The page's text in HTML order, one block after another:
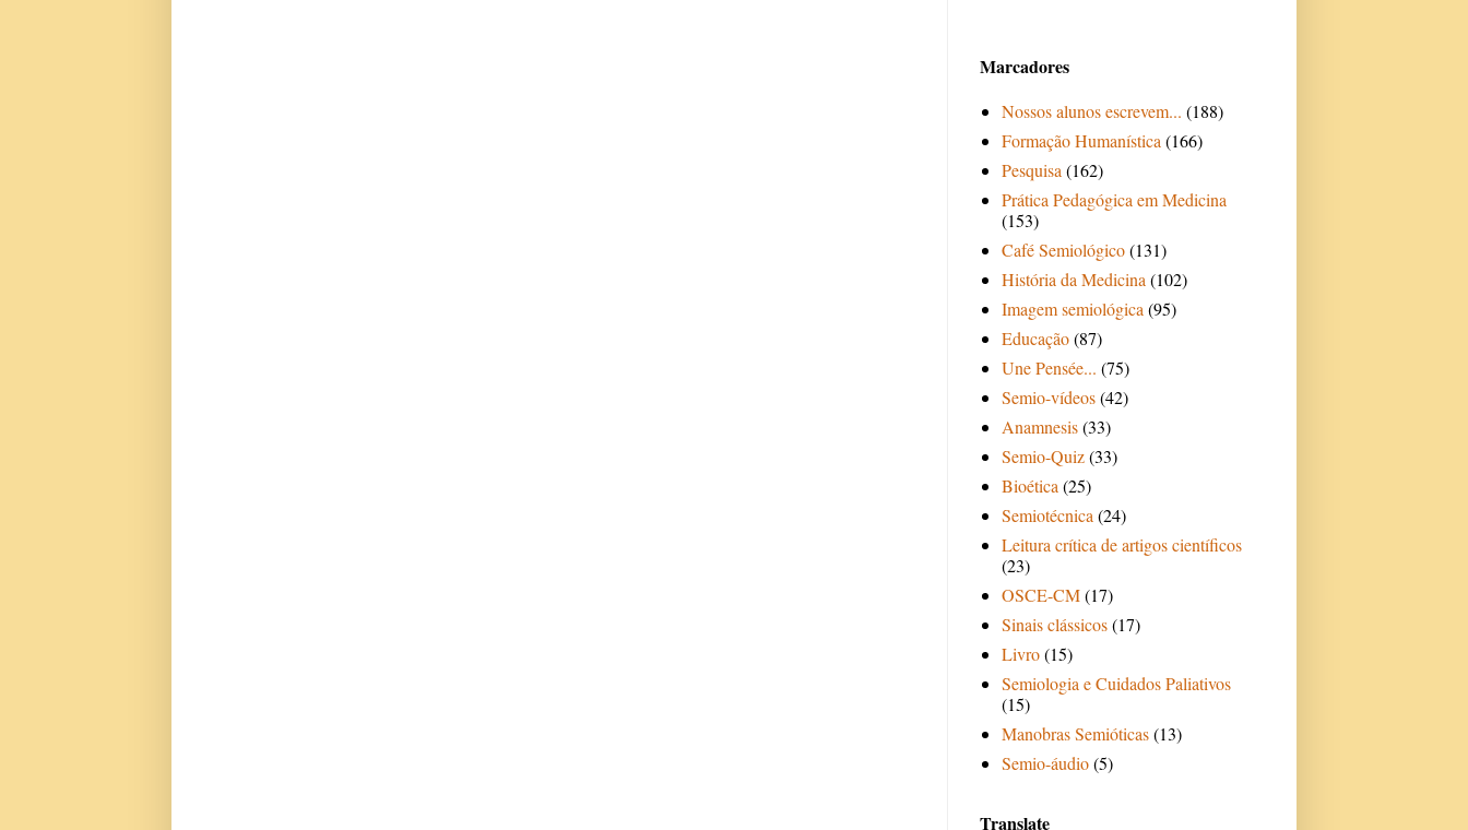
Marcadores
Nossos alunos escrevem... (188)
Formação Humanística (166)
Pesquisa (162)
Prática Pedagógica em Medicina
(153)
Café Semiológico(131)
História da Medicina (102)
Imagem semiológica (95)
Educação(87)
Une Pensée... (75)
Semio-vídeos(42)
Anamnesis(33)
Semio-Quiz(33)
Bioética (25)
Semiotécnica (24)
Leitura crítica de artigos científicos
(23)
OSCE-CM(17)
Sinais clássicos(17)
Livro(15)
Semiologia e Cuidados Paliativos
(15)
Manobras Semióticas(13)
Semio-áudio(5)
Translate